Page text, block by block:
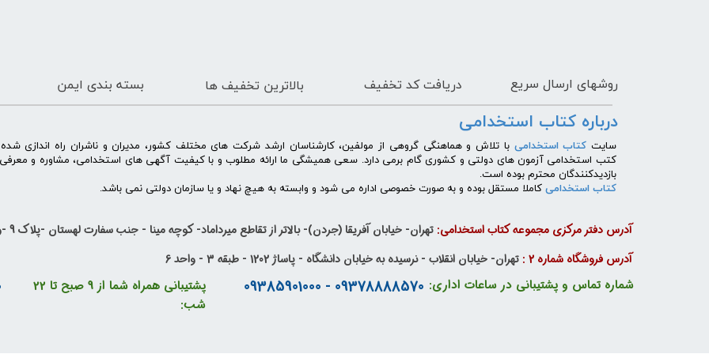
روشهای ارسال سریع دریافت کد تخفیف بالاترین تخفیف ها بسته بندی ایمن
درباره کتاب استخدامی
​سایت کتاب استخدامی با تلاش و هماهنگی گروهی از مولفین، کارشناسان ارشد شرکت های مختلف کشور، مدیران و ناشران راه اندازی
کتب استخدامی آزمون های دولتی و کشوری گام برمی دارد. سعی همیشگی ما ارائه مطلوب و با کیفیت آگهی های استخدامی، مشاوره و
بازدیدکنندگان محترم بوده است.
کتاب استخدامی کاملا مستقل بوده و به صورت خصوصی اداره می شود و وابسته به هیچ نهاد و یا سازمان دولتی نمی باشد.
شماره تماس و پشتیبانی در ساعات اداری:
آدرس دفتر مرکزی مجموعه کتاب استخدامی:تهران- خیابان آفریقا (جردن)- بالاتر از تقاطع میرداماد- کوچه مینا - جنب سفارت لهستان -پلاک 9 -واحد 14
پشتیبانی همراه شما از 9 صبح تا 22
شب:
آدرس فروشگاه شماره 2 : تهران- خیابان انقلاب - نرسیده به خیابان دانشگاه - پاساژ 1202 - طبقه 3 - واحد 6